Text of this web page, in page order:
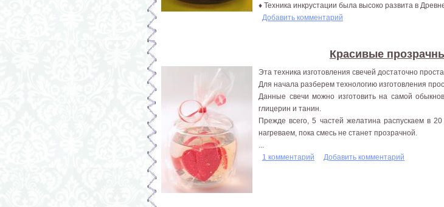
♦ Техника инкрустации была высоко развита в
Добавить комментарий
Красивые
Эта техника изготовления свечей достаточно
Для начала разберем технологию изготовления
Данные свечи можно изготовить на самой
глицерин и танин.
Прежде всего, 5 частей желатина распускаем в
нагреваем, пока смесь не станет прозрачной.
1 комментарий
Добавить комментарий